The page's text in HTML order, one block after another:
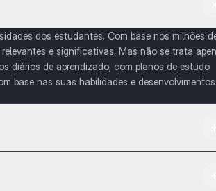
dos estudantes. Com base nos milhões
e significativas. Mas não se trata
diários de aprendizado, com planos de estudo
base nas suas habilidades e desenvolvimentos.